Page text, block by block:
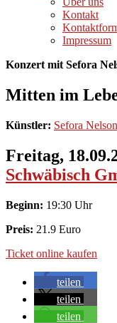
Kontakt
Impressum
Konzert mit Sefora
Mitten im
Künstler: Sefora Nelson
Freitag,
Schwäbisch
Beginn: 19:30 Uhr
Preis: 21.9 Euro
Ticket online kaufen
teilen
teilen
teilen